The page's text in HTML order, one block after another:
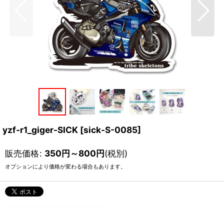
yzf-r1_giger-SICK [sick-S-0085]
販売価格: 350円～800円(税別)
オプションにより価格が変わる場合もあります。